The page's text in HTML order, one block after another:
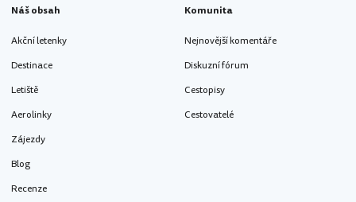
Náš obsah
Akční letenky
Destinace
Letiště
Aerolinky
Zájezdy
Blog
Recenze
Komunita
Nejnovější komentáře
Diskuzní fórum
Cestopisy
Cestovatelé